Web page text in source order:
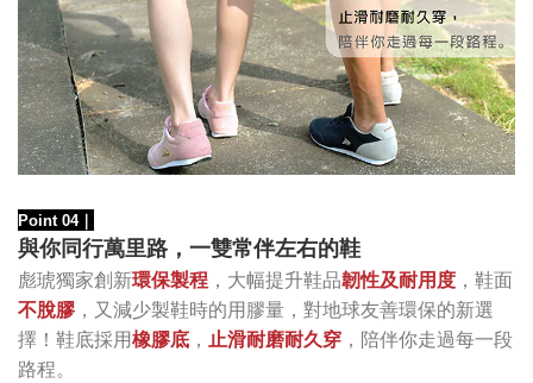
Point 04｜
與你同行萬里路，一雙常伴左右的鞋
彪琥獨家創新環保製程 ，大幅提升鞋品韌性及耐用度 ，鞋面
不脫膠，又減少製鞋時的用膠量，對地球友善環保的新選
擇！鞋底採用橡膠底 ， 止滑耐磨耐久穿 ，陪伴你走過每一段
路程。